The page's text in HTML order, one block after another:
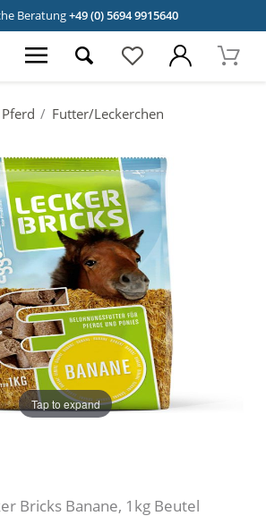
Beratung+49 (0) 5694 9915640
Futter/Leckerchen
Tap to expand
Bricks Banane, 1kg Beutel